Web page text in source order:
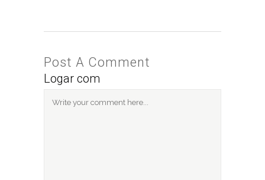
Post A Comment
Logar com